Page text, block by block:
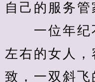
自己的服务管
一位年纪
左右的女人
致，一双斜